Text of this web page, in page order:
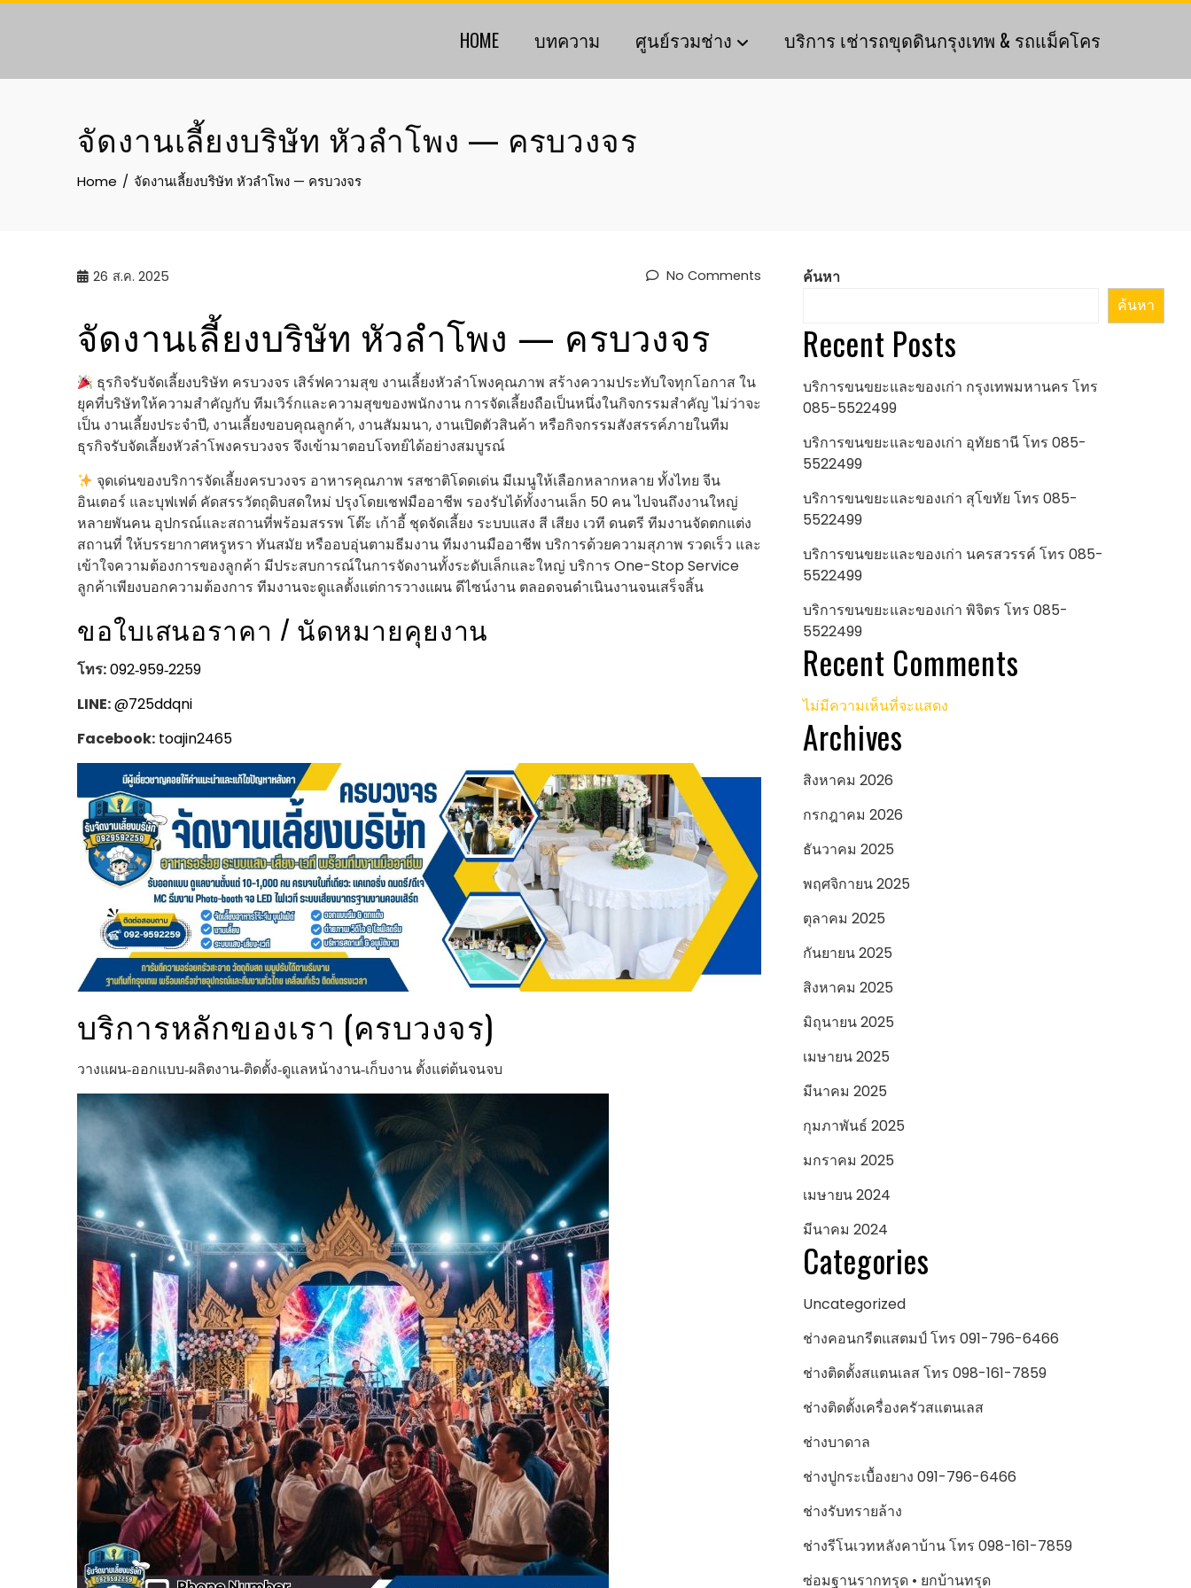
Skip
HOME บทความ ศูนย์รวมช่าง บริการ เช่ารถขุดดินกรุงเทพ & รถแม็คโคร
จัดงานเลี้ยงบริษัท หัวลำโพง — ครบวงจร
Home จัดงานเลี้ยงบริษัท หัวลำโพง — ครบวงจร
26 ส.ค. 2025 No Comments
จัดงานเลี้ยงบริษัท หัวลำโพง — ครบวงจร
ธุรกิจรับจัดเลี้ยงบริษัท ครบวงจร เสิร์ฟความสุข งานเลี้ยงหัวลำโพงคุณภาพ สร้างความประทับใจทุกโอกาส ใน
ยุคที่บริษัทให้ความสำคัญกับ ทีมเวิร์กและความสุขของพนักงาน การจัดเลี้ยงถือเป็นหนึ่งในกิจกรรมสำคัญ ไม่ว่าจะ
เป็น งานเลี้ยงประจำปี, งานเลี้ยงขอบคุณลูกค้า, งานสัมมนา, งานเปิดตัวสินค้า หรือกิจกรรมสังสรรค์ภายในทีม
ธุรกิจรับจัดเลี้ยงหัวลำโพงครบวงจร จึงเข้ามาตอบโจทย์ได้อย่างสมบูรณ์
จุดเด่นของบริการจัดเลี้ยงครบวงจร อาหารคุณภาพ รสชาติโดดเด่น มีเมนูให้เลือกหลากหลาย ทั้งไทย จีน
อินเตอร์ และบุฟเฟต์ คัดสรรวัตถุดิบสดใหม่ ปรุงโดยเชฟมืออาชีพ รองรับได้ทั้งงานเล็ก 50 คน ไปจนถึงงานใหญ่
หลายพันคน อุปกรณ์และสถานที่พร้อมสรรพ โต๊ะ เก้าอี้ ชุดจัดเลี้ยง ระบบแสง สี เสียง เวที ดนตรี ทีมงานจัดตกแต่ง
สถานที่ ให้บรรยากาศหรูหรา ทันสมัย หรืออบอุ่นตามธีมงาน ทีมงานมืออาชีพ บริการด้วยความสุภาพ รวดเร็ว และ
เข้าใจความต้องการของลูกค้า มีประสบการณ์ในการจัดงานทั้งระดับเล็กและใหญ่ บริการ One-Stop Service
ลูกค้าเพียงบอกความต้องการ ทีมงานจะดูแลตั้งแต่การวางแผน ดีไซน์งาน ตลอดจนดำเนินงานจนเสร็จสิ้น
ขอใบเสนอราคา / นัดหมายคุยงาน
โทร:092‑959‑2259
LINE:@725ddqni
Facebook: toajin2465
บริการหลักของเรา (ครบวงจร)
วางแผน‑ออกแบบ‑ผลิตงาน‑ติดตั้ง‑ดูแลหน้างาน‑เก็บงาน ตั้งแต่ต้นจนจบ
ค้นหา
ค้นหา
Recent Posts
บริการขนขยะและของเก่า กรุงเทพมหานคร โทร
085-5522499
บริการขนขยะและของเก่า อุทัยธานี โทร 085-
5522499
บริการขนขยะและของเก่า สุโขทัย โทร 085-
5522499
บริการขนขยะและของเก่า นครสวรรค์ โทร 085-
5522499
บริการขนขยะและของเก่า พิจิตร โทร 085-
5522499
Recent Comments
ไม่มีความเห็นที่จะแสดง
Archives
สิงหาคม 2026
กรกฎาคม 2026
ธันวาคม 2025
พฤศจิกายน 2025
ตุลาคม 2025
กันยายน 2025
สิงหาคม 2025
มิถุนายน 2025
เมษายน 2025
มีนาคม 2025
กุมภาพันธ์ 2025
มกราคม 2025
เมษายน 2024
มีนาคม 2024
Categories
Uncategorized
ช่างคอนกรีตแสตมป์ โทร 091-796-6466
ช่างติดตั้งสแตนเลส โทร 098-161-7859
ช่างติดตั้งเครื่องครัวสแตนเลส
ช่างบาดาล
ช่างปูกระเบื้องยาง 091-796-6466
ช่างรับทรายล้าง
ช่างรีโนเวทหลังคาบ้าน โทร 098-161-7859
ซ่อมฐานรากทรุด • ยกบ้านทรุด